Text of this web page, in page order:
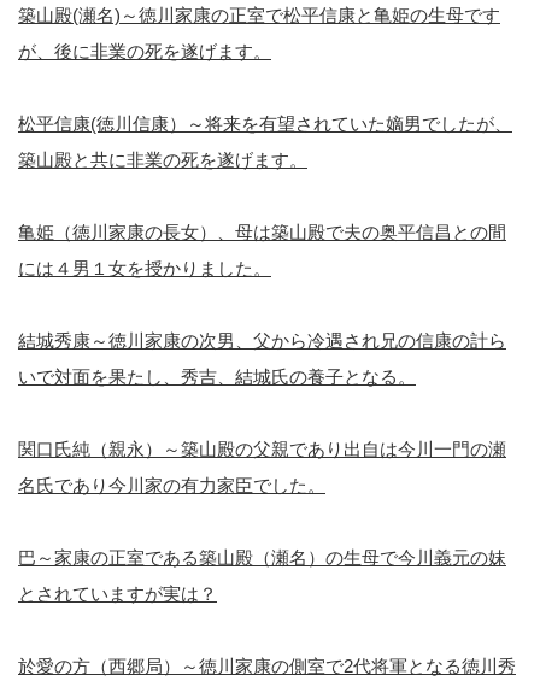
築山殿(瀬名)～徳川家康の正室で松平信康と亀姫の生母です
が、後に非業の死を遂げます。
松平信康(徳川信康）～将来を有望されていた嫡男でしたが、
築山殿と共に非業の死を遂げます。
亀姫（徳川家康の長女）、母は築山殿で夫の奥平信昌との間
には４男１女を授かりました。
結城秀康～徳川家康の次男、父から冷遇され兄の信康の計ら
いで対面を果たし、秀吉、結城氏の養子となる。
関口氏純（親永）～築山殿の父親であり出自は今川一門の瀬
名氏であり今川家の有力家臣でした。
巴～家康の正室である築山殿（瀬名）の生母で今川義元の妹
とされていますが実は？
於愛の方（西郷局）～徳川家康の側室で2代将軍となる徳川秀